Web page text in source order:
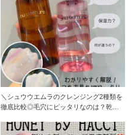
＼シュウウエムラのクレンジング2種類を
徹底比較◎毛穴にピッタリなのは？乾燥